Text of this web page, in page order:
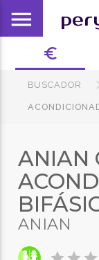
menu
euro_symbol
BUSCADOR
ANIAN
ANIAN